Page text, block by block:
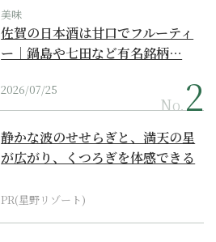
美味
佐賀の日本酒は甘口でフルーティ
ー｜鍋島や七田など有名銘柄…
2026/07/25
No.
静かな波のせせらぎと、満天の星
が広がり、くつろぎを体感できる
PR(星野リゾート)